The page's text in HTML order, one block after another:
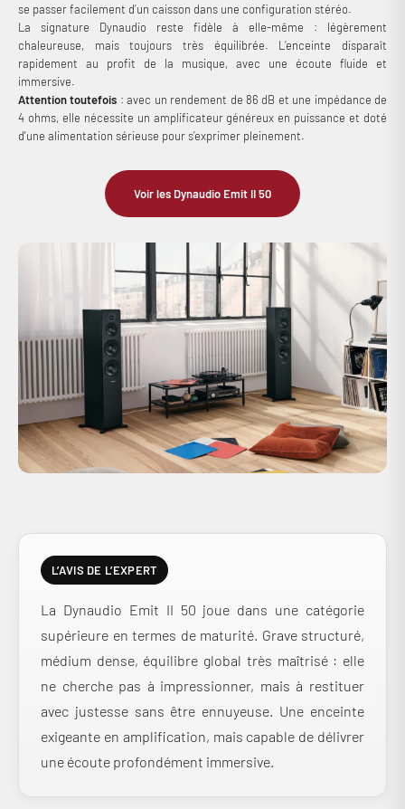
se passer facilement d’un caisson dans une configuration stéréo.
La signature Dynaudio reste fidèle à elle-même : légèrement
chaleureuse, mais toujours très équilibrée. L’enceinte disparaît
rapidement au profit de la musique, avec une écoute fluide et
immersive.
Attention toutefois : avec un rendement de 86 dB et une impédance de
4 ohms, elle nécessite un amplificateur généreux en puissance et doté
d'une alimentation sérieuse pour s’exprimer pleinement.
Voir les Dynaudio Emit II 50
L’AVIS DE L’EXPERT
La Dynaudio Emit II 50 joue dans une catégorie
supérieure en termes de maturité. Grave structuré,
médium dense, équilibre global très maîtrisé : elle
ne cherche pas à impressionner, mais à restituer
avec justesse sans être ennuyeuse. Une enceinte
exigeante en amplification, mais capable de délivrer
une écoute profondément immersive.